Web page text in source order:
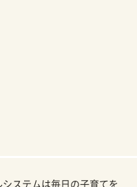
ステムは毎日の子育てを